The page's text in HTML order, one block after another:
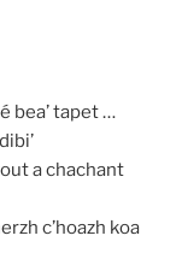
é bea’ tapet …
a chachant
c’hoazh koa